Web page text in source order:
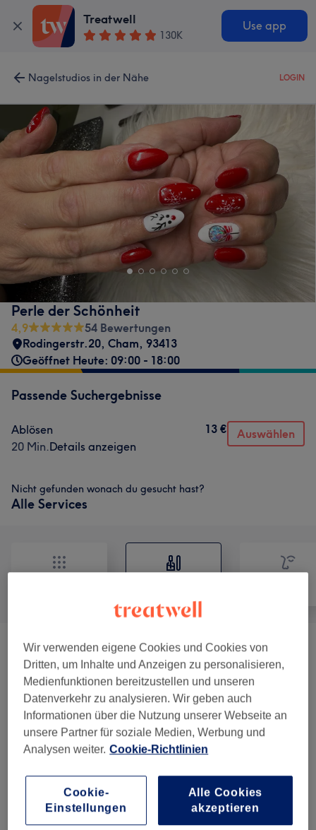
Treatwell
130K
Use app
Nagelstudios in der Nähe LOGIN
Perle der Schönheit
4,9
54 Bewertungen
Rodingerstr.20, Cham, 93413
Geöffnet Heute: 09:00 - 18:00
Passende Suchergebnisse
Ablösen
20 Min.Details anzeigen
13 € Auswählen
Nicht gefunden wonach du gesucht hast?
Alle Services
Maniküre & Pediküre (4) ab 13 €
Nagel-Neumodellagen: UV Gel / Acryl
System (1)
ab 33 €
Extra (7) ab 0,50 €
Salonbewertungen
Wir verwenden eigene Cookies und Cookies von
Dritten, um Inhalte und Anzeigen zu personalisieren,
Medienfunktionen bereitzustellen und unseren
Datenverkehr zu analysieren. Wir geben auch
Informationen über die Nutzung unserer Webseite an
unsere Partner für soziale Medien, Werbung und
Analysen weiter. Cookie-Richtlinien
Cookie-
Einstellungen
Alle Cookies
akzeptieren